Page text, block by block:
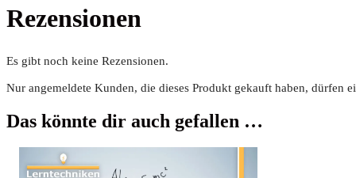
Rezensionen
Es gibt noch keine Rezensionen.
Nur angemeldete Kunden, die dieses Produkt gekauft haben, dürfen
Das könnte dir auch gefallen …